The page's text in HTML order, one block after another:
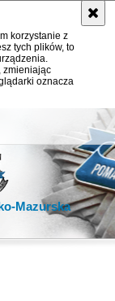
korzystanie z
tych plików, to
zmieniając
oznacza
Mazurska